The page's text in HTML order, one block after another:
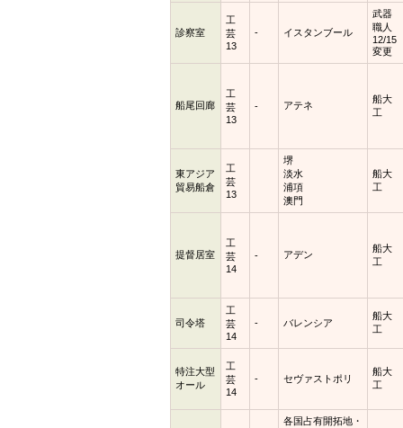
診察室
工
芸
13
- イスタンブール
武器
職人
12/15
変更
船尾回廊
工
芸
13
- アテネ
船大
工
東アジア
貿易船倉
工
芸
13
堺
淡水
浦項
澳門
船大
工
提督居室
工
芸
14
- アデン
船大
工
司令塔
工
芸
14
- バレンシア
船大
工
特注大型
オール
工
芸
14
- セヴァストポリ
船大
工
各国占有開拓地・